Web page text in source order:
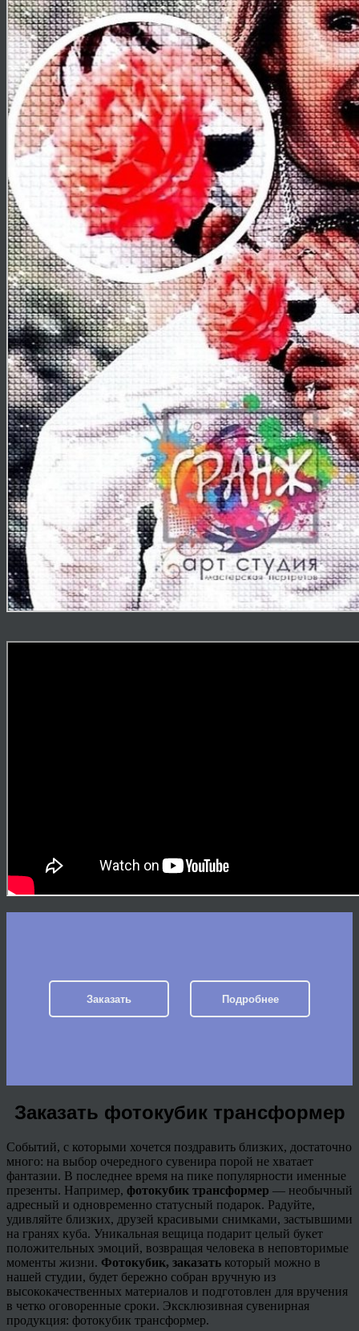
Заказать Подробнее
Заказать фотокубик трансформер
Событий, с которыми хочется поздравить близких, достаточно
много: на выбор очередного сувенира порой не хватает
фантазии. В последнее время на пике популярности именные
презенты. Например, фотокубик трансформер — необычный
адресный и одновременно статусный подарок. Радуйте,
удивляйте близких, друзей красивыми снимками, застывшими
на гранях куба. Уникальная вещица подарит целый букет
положительных эмоций, возвращая человека в неповторимые
моменты жизни. Фотокубик, заказать который можно в
нашей студии, будет бережно собран вручную из
высококачественных материалов и подготовлен для вручения
в четко оговоренные сроки. Эксклюзивная сувенирная
продукция: фотокубик трансформер.